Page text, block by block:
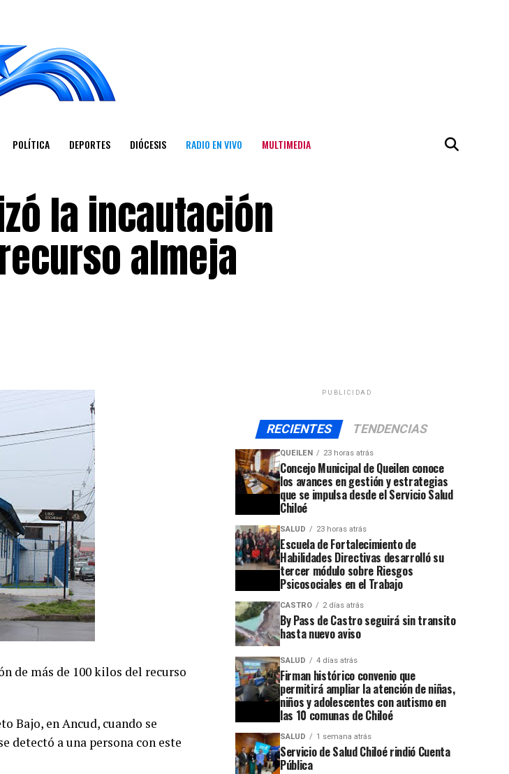
POLÍTICA DEPORTES DIÓCESIS RADIO EN VIVO MULTIMEDIA
la incautación
almeja
de más de 100 kilos del recurso
Bajo, en Ancud, cuando se
detectó a una persona con este
PUBLICIDAD
RECIENTES TENDENCIAS
QUEILEN 23 horas atrás
Concejo Municipal de Queilen conoce
los avances en gestión y estrategias
que se impulsa desde el Servicio Salud
Chiloé
SALUD 23 horas atrás
Escuela de Fortalecimiento de
Habilidades Directivas desarrolló su
tercer módulo sobre Riesgos
Psicosociales en el Trabajo
CASTRO 2 días atrás
By Pass de Castro seguirá sin transito
hasta nuevo aviso
SALUD 4 días atrás
Firman histórico convenio que
permitirá ampliar la atención de niñas,
niños y adolescentes con autismo en
las 10 comunas de Chiloé
SALUD 1 semana atrás
Servicio de Salud Chiloé rindió Cuenta
Pública